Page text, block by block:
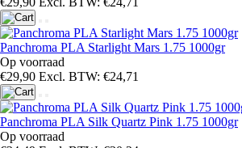
Panchroma PLA Starlight Mars 1.75 1000gr
Op voorraad
€29,90 Excl. BTW: €24,71
Panchroma PLA Silk Quartz Pink 1.75 1000gr
Op voorraad